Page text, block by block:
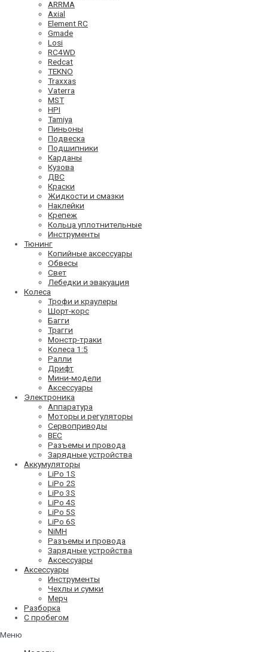
ARRMA
Axial
Element RC
Gmade
Losi
RC4WD
Redcat
TEKNO
Traxxas
Vaterra
MST
HPI
Tamiya
Пиньоны
Подвеска
Подшипники
Карданы
Кузова
ДВС
Краски
Жидкости и смазки
Наклейки
Крепеж
Кольца уплотнительные
Инструменты
Тюнинг
Копийные аксессуары
Обвесы
Свет
Лебедки и эвакуация
Колеса
Трофи и краулеры
Шорт-корс
Багги
Трагги
Монстр-траки
Колеса 1:5
Ралли
Дрифт
Мини-модели
Аксессуары
Электроника
Аппаратура
Моторы и регуляторы
Сервоприводы
BEC
Разъемы и провода
Зарядные устройства
Аккумуляторы
LiPo 1S
LiPo 2S
LiPo 3S
LiPo 4S
LiPo 5S
LiPo 6S
NiMH
Разъемы и провода
Зарядные устройства
Аксессуары
Аксессуары
Инструменты
Чехлы и сумки
Мерч
Разборка
С пробегом
Меню